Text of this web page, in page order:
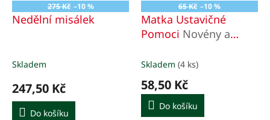
275 Kč –10 %
Nedělní misálek
Skladem
247,50 Kč
Do košíku
65 Kč –10 %
Matka Ustavičné
Pomoci Novény a
Skladem (4 ks)
58,50 Kč
Do košíku